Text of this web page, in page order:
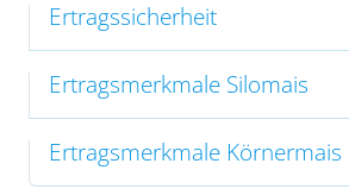
Ertragssicherheit
Ertragsmerkmale Silomais
Ertragsmerkmale Körnermais